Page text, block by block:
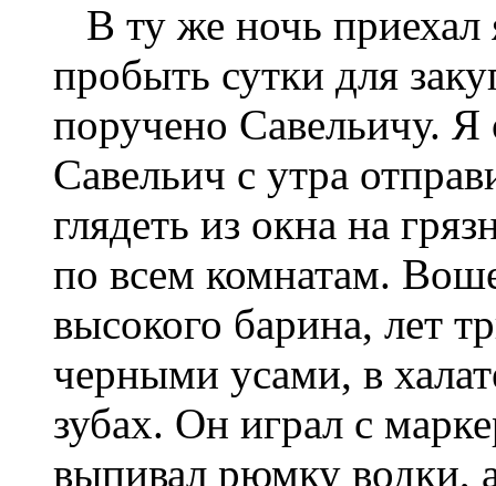
В ту же ночь
пробыть сутки для
поручено Савельичу. Я
Савельич с утра
глядеть из окна на
по всем комнатам.
высокого барина, лет
черными усами, в
зубах. Он играл с
выпивал рюмку водки,